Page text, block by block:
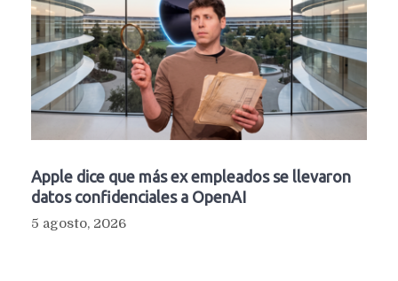
Apple dice que más ex empleados se llevaron
datos confidenciales a OpenAI
5 agosto, 2026